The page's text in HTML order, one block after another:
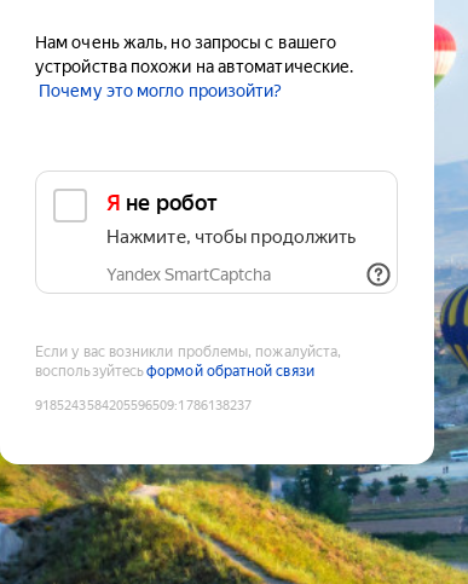
Нам очень жаль, но запросы с вашего
устройства похожи на автоматические.
Почему это могло произойти?
Я не робот
Нажмите, чтобы продолжить
Yandex SmartCaptcha
Если у вас возникли проблемы, пожалуйста,
воспользуйтесьформой обратной связи
9185243584205596509:1786138237